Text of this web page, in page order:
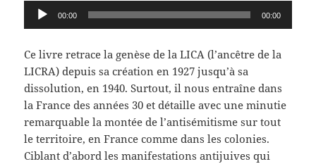
Lecteur 00:00 00:00
Ce livre retrace la genèse de la LICA (l’ancêtre de la
LICRA) depuis sa création en 1927 jusqu’à sa
dissolution, en 1940. Surtout, il nous entraîne dans
la France des années 30 et détaille avec une minutie
remarquable la montée de l’antisémitisme sur tout
le territoire, en France comme dans les colonies.
Ciblant d’abord les manifestations antijuives qui